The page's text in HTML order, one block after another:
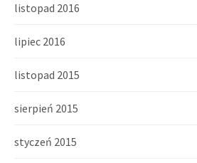
listopad 2016
lipiec 2016
listopad 2015
sierpień 2015
styczeń 2015